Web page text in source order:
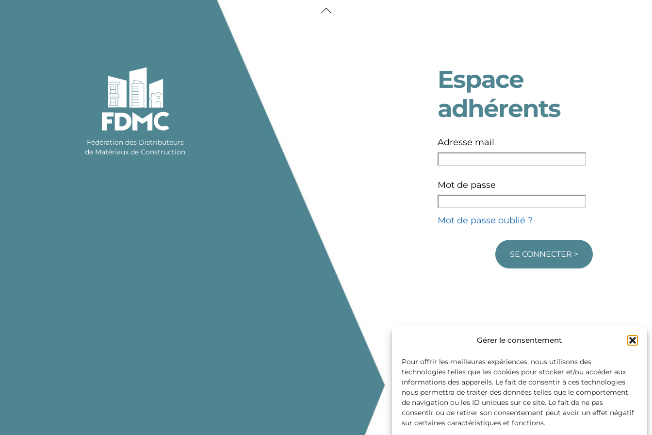
Gérer le consentement
Pour offrir les meilleures expériences, nous utilisons des
technologies telles que les cookies pour stocker et/ou accéder aux
informations des appareils. Le fait de consentir à ces technologies
nous permettra de traiter des données telles que le comportement
de navigation ou les ID uniques sur ce site. Le fait de ne pas
consentir ou de retirer son consentement peut avoir un effet négatif
sur certaines caractéristiques et fonctions.
Fédération des Distributeurs
de Matériaux de Construction
Espace
adhérents
Adresse mail
Mot de passe
Mot de passe oublié ?
SE CONNECTER >
Back